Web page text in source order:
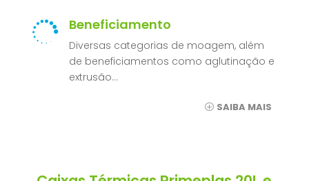
 Beneficiamento
Diversas categorias de moagem, além
de beneficiamentos como aglutinação e
extrusão…
SAIBA MAIS